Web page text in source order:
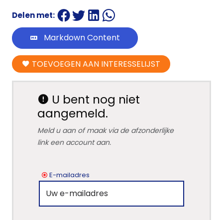
Delen met:
Markdown Content
TOEVOEGEN AAN INTERESSELIJST
U bent nog niet
aangemeld.
Meld u aan of maak via de afzonderlijke
link een account aan.
E-mailadres